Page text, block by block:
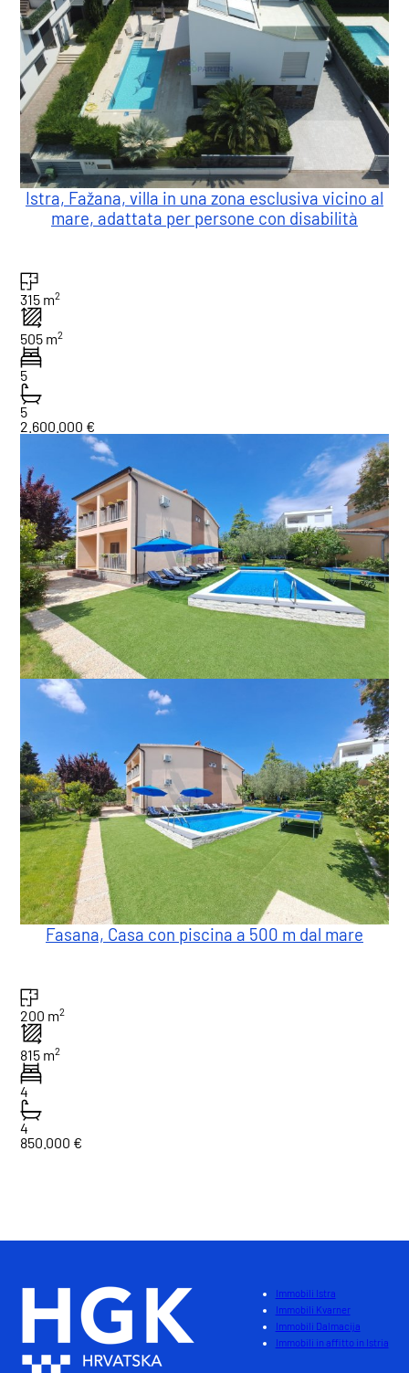
Istra, Fažana, villa in una zona esclusiva vicino al
mare, adattata per persone con disabilità
315 m2
505 m2
5
5
2.600.000 €
Fasana, Casa con piscina a 500 m dal mare
200 m2
815 m2
4
4
850.000 €
Immobili Istra
Immobili Kvarner
Immobili Dalmacija
Immobili in affitto in Istria